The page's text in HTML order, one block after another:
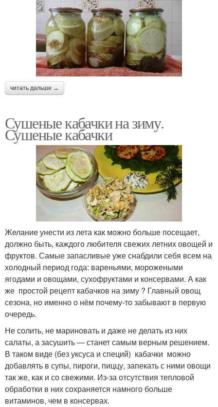
читать дальше →
Сушеные кабачки на зиму.
Сушеные кабачки
Желание унести из лета как можно больше посещает,
должно быть, каждого любителя свежих летних овощей и
фруктов. Самые запасливые уже снабдили себя всем на
холодный период года: вареньями, морожеными
ягодами и овощами, сухофруктами и консервами. А как
же простой рецепт кабачков на зиму ? Главный овощ
сезона, но именно о нём почему-то забывают в первую
очередь.
Не солить, не мариновать и даже не делать из них
салаты, а засушить — станет самым верным решением.
В таком виде (без уксуса и специй) кабачки можно
добавлять в супы, пироги, пиццу, запекать с ними овощи
так же, как и со свежими. Из-за отсутствия тепловой
обработки в них сохраняется намного больше
витаминов, чем в консервах.